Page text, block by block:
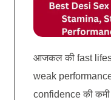
आजकल की fast
weak
confidence की